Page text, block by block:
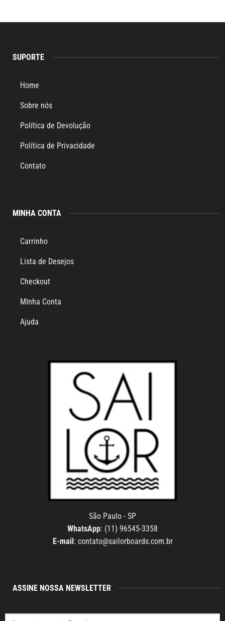
SUPORTE
Home
Sobre nós
Política de Devolução
Política de Privacidade
Contato
MINHA CONTA
Carrinho
Lista de Desejos
Checkout
MInha Conta
Ajuda
São Paulo - SP
WhatsApp: (11) 96545-3358
E-mail : contato@sailorboards.com.br
ASSINE NOSSA NEWSLETTER